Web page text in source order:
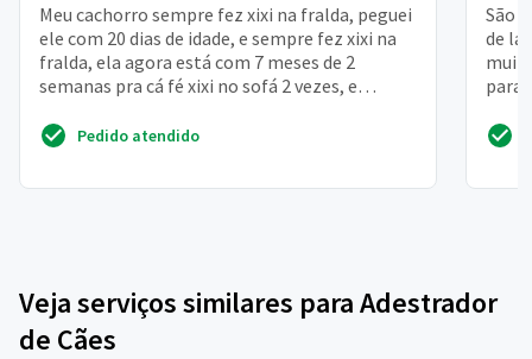
Meu cachorro sempre fez xixi na fralda, peguei
ele com 20 dias de idade, e sempre fez xixi na
fralda, ela agora está com 7 meses de 2
semanas pra cá fé xixi no sofá 2 vezes, e
Pedido atendido
São
de
para
Veja serviços similares para Adestrador
de Cães